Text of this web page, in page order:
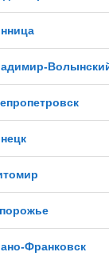
Франковск